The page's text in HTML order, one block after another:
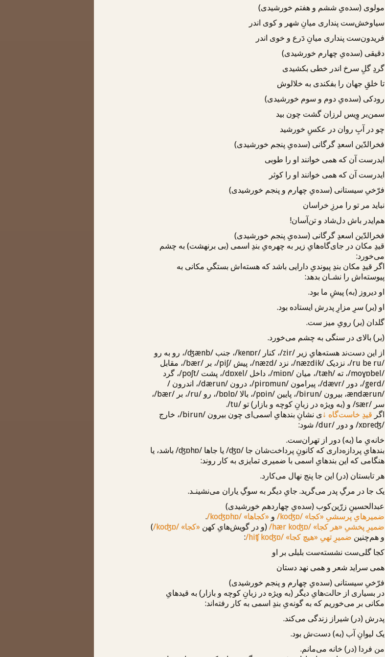
مولوی (سده‌یِ ششم و هفتم خورشیدی)
سیاوخش‌ست پنداری میانِ شهر و کوی اندر
فریدون‌ست پنداری میانِ دَرع و خوی اندر
دقیقی (سده‌یِ چهارم خورشیدی)
گردِ گلِ سرخ اندر خطی بکشیدی
تا خلقِ جهان را بفکندی به خلالوش
رودکی (سده‌یِ دوم و سوم خورشیدی)
سمن‌بر وِیس لرزان گشت چون بید
چودر آبِ ر‌وان در عکسِ خورشید
فخرالدّین اسعدِ گرگانی (سده‌یِ پنجم خورشیدی)
ایدر‌ست آن که همی خوانند او را طوبی
ایدر‌ست آن که همی خوانند او را کوثر
فرّخیِ سیستانی (سده‌یِ چهارم و پنجم خورشیدی)
نباید مر تو را مرزِ خراسان
هم‌ایدر باش دل‌شاد و تن‌آسان!
فخرالدّین اسعدِ گرگانی (سده‌یِ پنجم خورشیدی)
قیدِ مکان در جای‌گاه‌هایِ زیر به چهره‌یِ بندِ اسمی (بی برنهشت) به چشم
می‌خورد:
اگر قیدِ مکان بندِ پیوندیِ دارایی باشد که هسته‌اش بستگیِ مکانی به
پیوسته‌اش را نشـان بدهد:
او دیروز(به) پیشِ ما بود.
او(بر) سرِ مزارِ پدرش ایستاده بود.
گلدان(بر) رویِ میز‌ست.
(بر) بالای در سنگی به چشم می‌خورد.
از این دست‌ند هسته‌هایِ زیر /zir/،کنار /kenɒr/، جنب /ʤænb/، رو به رو
/ru be ru/،نزدیک /næzdik/،نزد /næzd/،پیش /piʃ/،بر /bær/، مقابل
/moɣɒbel/،ته /tæh/، میان /miɒn/،داخل /dɒxel/،پشت /poʃt/،گرد
/gerd/،دور /dævr/،پیرامون /pirɒmun/،درون /dærun/، اندرون /
ændærun/،بیرون /birun/،پایین /pɒin/،بالا /bɒlɒ/، رو /ru/،بر /bær/،
سر /sær/ و (به ویژه در زبانِ کوچه و بازار)تو /tu/
.
اگر قیدِ خاست‌گاه ↓ی نشانِ بندهایِ اسمی‌ای چونبیرون /birun/، خارج
/xɒreʤ/ ودور /dur/ شود:
خانه‌یِ ما(به) دور از تهران‌ست.
بندهایِ پردازه‌داری که کانونِ پرداخت‌شان جا /ʤɒ/ یا جاها /ʤɒhɒ/ باشد، یا
هنگامی که این بندهایِ اسمی با ضمیری تمایزی به کار روند:
هر تابستان(در) این جا پنج نهال می‌کارد.
یک جا در مرگِ پدر می‌گرید. جایِ دیگر به سوگِ یاران می‌نشینـد.
عبدالحسینِ زرّین‌کوب (سده‌یِ چهاردهم خورشیدی)
ضمیرهایِ پرسشیِ «کجا»/koʤɒ/ و «کجاها»/koʤɒhɒ/
.
ضمیرِ پخشیِ «هر کجا»/hær koʤɒ/ (و در گویش‌هایِ کهن «کجا»/koʤɒ/
)
و هم‌چنین ضمیرِ تهیِ «هیچ کجا»/hiʧ koʤɒ/
:
کجا گلی‌ست نشسته‌ست بلبلی بر او
همی سراید شعر و همی نهد دستان
فرّخیِ سیستانی (سده‌یِ چهارم و پنجم خورشیدی)
در بسیاری از حالت‌هایِ دیگر (به ویژه در زبانِ کوچه و بازار) به قیدهایِ
مکانی بر می‌خوریم که به گونه‌یِ بندِ اسمی به کار رفته‌اند:
پدرش(در) شیراز زندگی می‌کند.
یک لیوانِ آب(به) دست‌ش بود.
من فردا(در) خانه می‌مانم.